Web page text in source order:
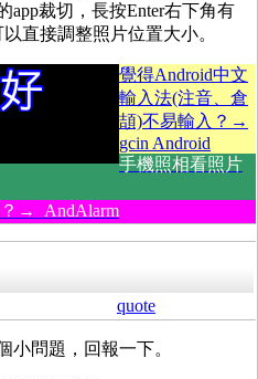
app裁切，長按Enter右下角有
直接調整照片位置大小。
覺得Android中文
輸入法(注音、倉
頡)不易輸入？→
gcin Android
手機照相看照片
？→ AndAlarm
quote
小問題，回報一下。